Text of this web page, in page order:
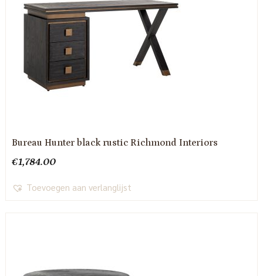
Bureau Hunter black rustic Richmond Interiors
€1,784.00
Toevoegen aan verlanglijst